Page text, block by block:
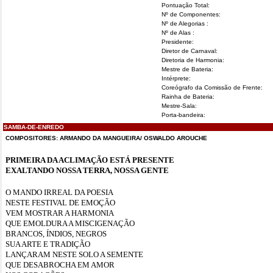
Pontuação Total:
Nº de Componentes:
Nº de Alegorias :
Nº de Alas :
Presidente:
Diretor de Carnaval:
Diretoria de Harmonia:
Mestre de Bateria:
Intérprete:
Coreógrafo da Comissão de Frente:
Rainha de Bateria:
Mestre-Sala:
Porta-bandeira:
SAMBA-DE-ENREDO
COMPOSITORES: ARMANDO DA MANGUEIRA/ OSWALDO AROUCHE
PRIMEIRA DA ACLIMAÇÃO ESTÁ PRESENTE
EXALTANDO NOSSA TERRA, NOSSA GENTE
O MANDO IRREAL DA POESIA
NESTE FESTIVAL DE EMOÇÃO
VEM MOSTRAR A HARMONIA
QUE EMOLDURA A MISCIGENAÇÃO
BRANCOS, ÍNDIOS, NEGROS
SUA ARTE E TRADIÇÃO
LANÇARAM NESTE SOLO A SEMENTE
QUE DESABROCHA EM AMOR